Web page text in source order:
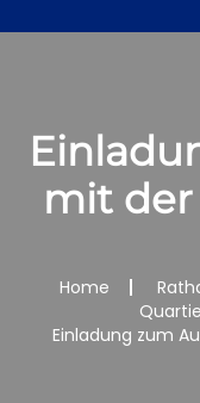
mit der
Home
Einladung zum